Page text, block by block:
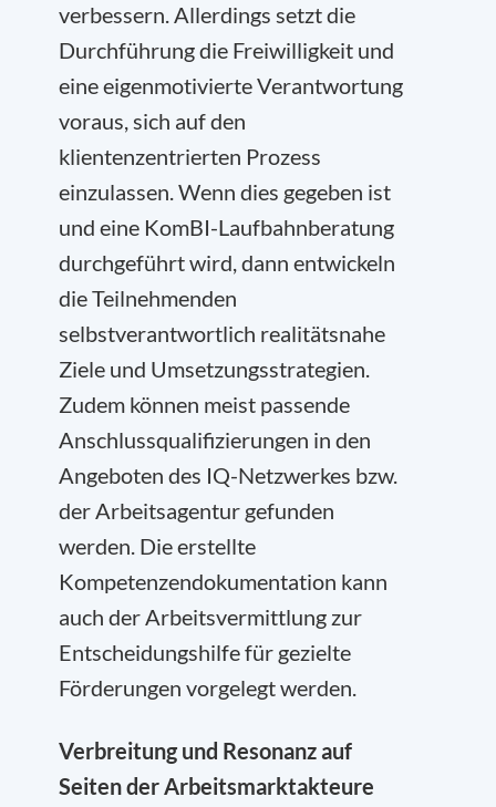
verbessern. Allerdings setzt die
Durchführung die Freiwilligkeit und
eine eigenmotivierte Verantwortung
voraus, sich auf den
klientenzentrierten Prozess
einzulassen. Wenn dies gegeben ist
und eine KomBI-Laufbahnberatung
durchgeführt wird, dann entwickeln
die Teilnehmenden
selbstverantwortlich realitätsnahe
Ziele und Umsetzungsstrategien.
Zudem können meist passende
Anschlussqualifizierungen in den
Angeboten des IQ-Netzwerkes bzw.
der Arbeitsagentur gefunden
werden. Die erstellte
Kompetenzendokumentation kann
auch der Arbeitsvermittlung zur
Entscheidungshilfe für gezielte
Förderungen vorgelegt werden.
Verbreitung und Resonanz auf
Seiten der Arbeitsmarktakteure